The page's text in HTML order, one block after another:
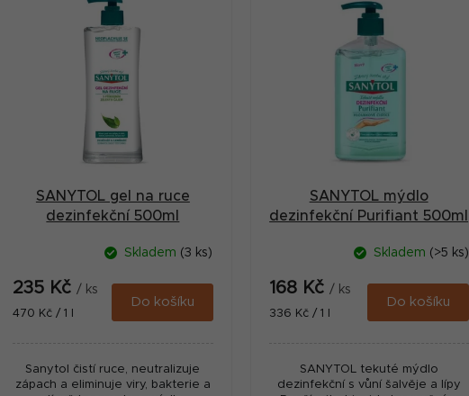
SANYTOL gel na ruce
dezinfekční 500ml
Skladem (3 ks)
235 Kč/ ks
Měrná
470 Kč / 1 l
Do košíku
Sanytol čistí ruce, neutralizuje
zápach a eliminuje viry, bakterie a
SANYTOL mýdlo
dezinfekční Purifiant 500ml
Skladem (>5 ks)
168 Kč / ks
Měrná
336 Kč / 1 l
Do košíku
SANYTOL tekuté mýdlo
dezinfekční s vůní šalvěje a lípy